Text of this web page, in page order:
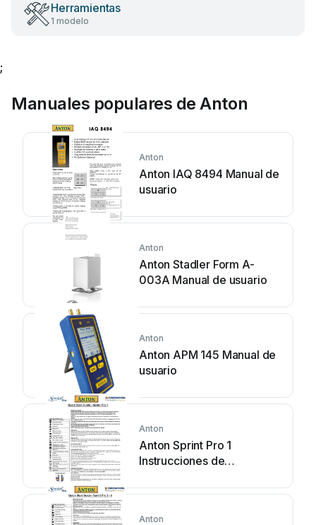
Herramientas
1 modelo
;
Manuales populares de Anton
Anton
Anton IAQ 8494 Manual de
usuario
Anton
Anton Stadler Form A-
003A Manual de usuario
Anton
Anton APM 145 Manual de
usuario
Anton
Anton Sprint Pro 1
Instrucciones de
mantenimiento
Anton